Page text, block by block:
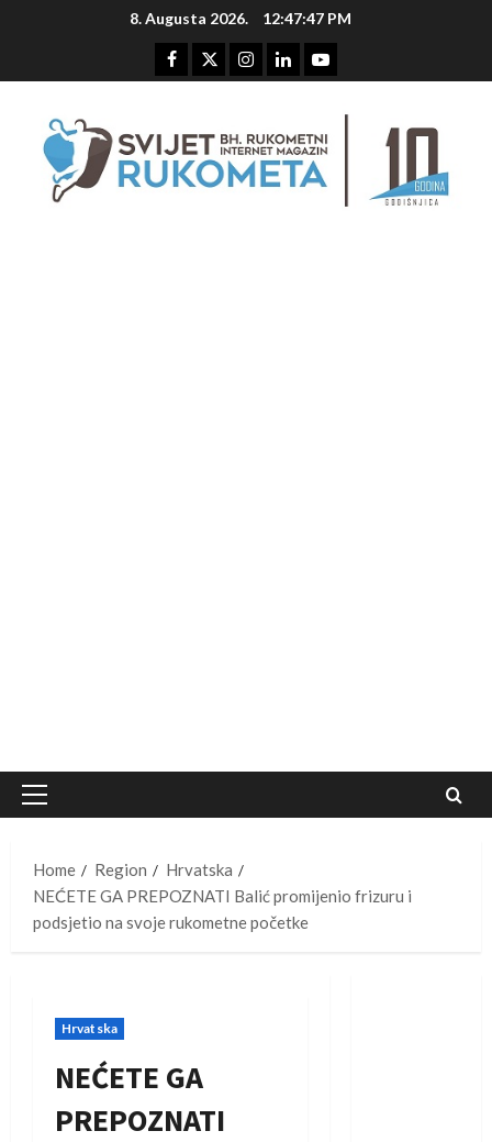
8. Augusta 2026. 12:47:48 PM
Primary
Home
Region
Hrvatska
NEĆETE GA PREPOZNATI Balić promijenio frizuru i
podsjetio na svoje rukometne početke
Hrvatska
NEĆETE GA
PREPOZNATI